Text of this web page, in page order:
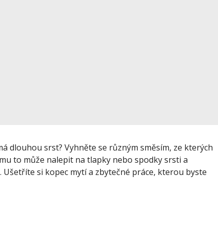
dlouhou srst? Vyhněte se různým směsím, ze kterých
to může nalepit na tlapky nebo spodky srsti a
si kopec mytí a zbytečné práce, kterou byste